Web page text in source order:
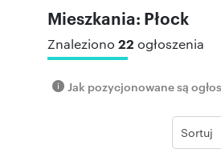
Mieszkania: Płock
Znaleziono 22 ogłoszenia
Jak pozycjonowane są
Sortuj